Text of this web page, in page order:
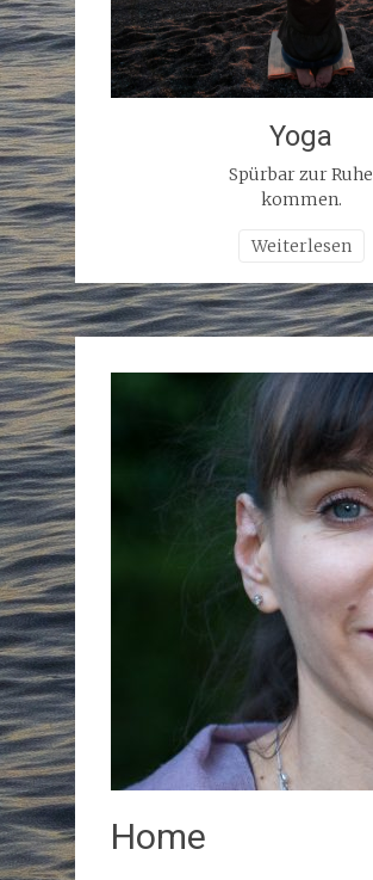
Yoga
Spürbar zur Ruhe
kommen.
Weiterlesen
Home